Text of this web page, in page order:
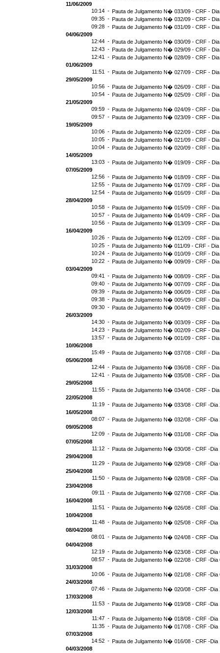
11/06/2009
10:14 - Pauta de Julgamento N� 033/09 - CRF -
09:35 - Pauta de Julgamento N� 032/09 - CRF -
09:28 - Pauta de Julgamento N� 031/09 - CRF -
04/06/2009
12:44 - Pauta de Julgamento N� 030/09 - CRF -
12:43 - Pauta de Julgamento N� 029/09 - CRF -
12:41 - Pauta de Julgamento N� 028/09 - CRF -
01/06/2009
11:51 - Pauta de Julgamento N� 027/09 - CRF -
29/05/2009
10:56 - Pauta de Julgamento N� 026/09 - CRF -
10:54 - Pauta de Julgamento N� 025/09 - CRF -
21/05/2009
09:59 - Pauta de Julgamento N� 024/09 - CRF -
09:57 - Pauta de Julgamento N� 023/09 - CRF -
19/05/2009
10:06 - Pauta de Julgamento N� 022/09 - CRF -
10:05 - Pauta de Julgamento N� 021/09 - CRF -
10:04 - Pauta de Julgamento N� 020/09 - CRF -
14/05/2009
13:03 - Pauta de Julgamento N� 019/09 - CRF -
07/05/2009
12:56 - Pauta de Julgamento N� 018/09 - CRF -
12:55 - Pauta de Julgamento N� 017/09 - CRF -
12:54 - Pauta de Julgamento N� 016/09 - CRF -
28/04/2009
10:58 - Pauta de Julgamento N� 015/09 - CRF -
10:57 - Pauta de Julgamento N� 014/09 - CRF -
10:56 - Pauta de Julgamento N� 013/09 - CRF -
16/04/2009
10:26 - Pauta de Julgamento N� 012/09 - CRF -
10:25 - Pauta de Julgamento N� 011/09 - CRF - Dia
10:24 - Pauta de Julgamento N� 010/09 - CRF -
10:22 - Pauta de Julgamento N� 009/09 - CRF -
03/04/2009
09:41 - Pauta de Julgamento N� 008/09 - CRF -
09:40 - Pauta de Julgamento N� 007/09 - CRF -
09:39 - Pauta de Julgamento N� 006/09 - CRF -
09:38 - Pauta de Julgamento N� 005/09 - CRF -
09:30 - Pauta de Julgamento N� 004/09 - CRF -
26/03/2009
14:30 - Pauta de Julgamento N� 003/09 - CRF -
14:23 - Pauta de Julgamento N� 002/09 - CRF -
13:57 - Pauta de Julgamento N� 001/09 - CRF -
10/06/2008
15:49 - Pauta de Julgamento N� 037/08 - CRF -
05/06/2008
12:44 - Pauta de Julgamento N� 036/08 - CRF - Dia
12:41 - Pauta de Julgamento N� 035/08 - CRF -
29/05/2008
11:55 - Pauta de Julgamento N� 034/08 - CRF -
22/05/2008
11:19 - Pauta de Julgamento N� 033/08 - CRF -Dia
16/05/2008
08:07 - Pauta de Julgamento N� 032/08 - CRF -Dia
09/05/2008
12:09 - Pauta de Julgamento N� 031/08 - CRF -Dia
07/05/2008
11:12 - Pauta de Julgamento N� 030/08 - CRF -Dia
29/04/2008
11:29 - Pauta de Julgamento N� 029/08 - CRF -Dia
25/04/2008
11:50 - Pauta de Julgamento N� 028/08 - CRF -Dia
23/04/2008
09:11 - Pauta de Julgamento N� 027/08 - CRF -Dia
16/04/2008
11:51 - Pauta de Julgamento N� 026/08 - CRF -Dia
10/04/2008
11:48 - Pauta de Julgamento N� 025/08 - CRF -Dia
08/04/2008
08:01 - Pauta de Julgamento N� 024/08 - CRF -Dia
04/04/2008
12:19 - Pauta de Julgamento N� 023/08 - CRF -Dia
08:57 - Pauta de Julgamento N� 022/08 - CRF -Dia
31/03/2008
10:06 - Pauta de Julgamento N� 021/08 - CRF -Dia
24/03/2008
07:46 - Pauta de Julgamento N� 020/08 - CRF -Dia
17/03/2008
11:53 - Pauta de Julgamento N� 019/08 - CRF -Dia
12/03/2008
11:47 - Pauta de Julgamento N� 018/08 - CRF -Dia
11:35 - Pauta de Julgamento N� 017/08 - CRF -Dia
07/03/2008
14:52 - Pauta de Julgamento N� 016/08 - CRF -Dia
04/03/2008